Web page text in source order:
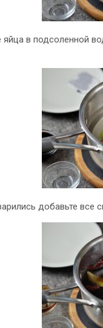
в подсоленной
добавьте все